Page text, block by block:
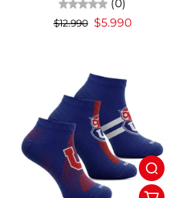
(0)
$12.990 $5.990